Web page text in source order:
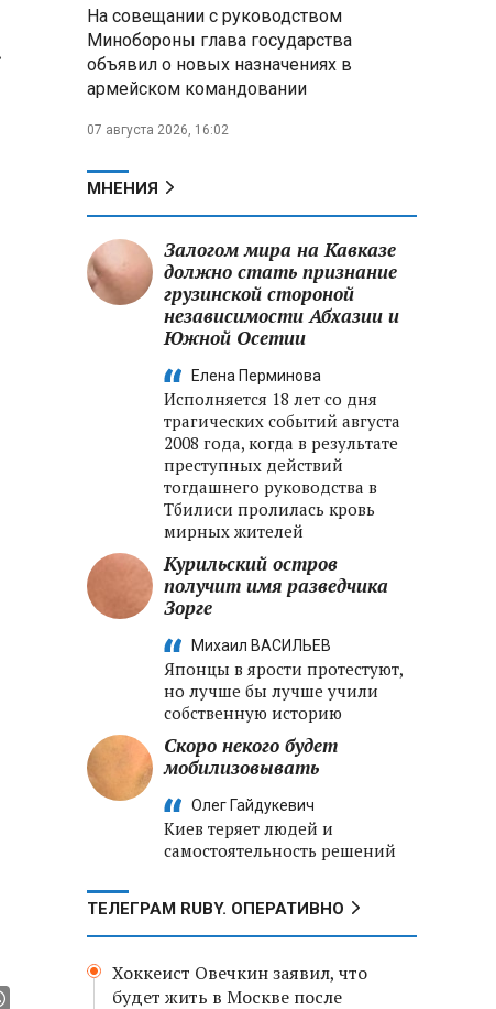
Минобороны РФ: при
освобождении Анискино ВСУ
понесли большие потери, часть
военных сдалась в плен
Александр Лукашенко:
скупают пустующие дома в
На совещании с руководством
Минобороны глава государства
объявил о новых назначениях в
армейском командовании
07 августа 2026, 16:02
МНЕНИЯ
Залогом мира на Кавказе
должно стать признание
грузинской стороной
независимости Абхазии и
Южной Осетии
Елена Перминова
Исполняется 18 лет со дня
трагических событий августа
2008 года, когда в результате
преступных действий
тогдашнего руководства в
Тбилиси пролилась кровь
мирных жителей
Курильский остров
получит имя разведчика
Зорге
Михаил ВАСИЛЬЕВ
Японцы в ярости протестуют,
но лучше бы лучше учили
собственную историю
Скоро некого будет
мобилизовывать
Олег Гайдукевич
Киев теряет людей и
самостоятельность решений
ТЕЛЕГРАМ RUBY. ОПЕРАТИВНО
Хоккеист Овечкин заявил, что
будет жить в Москве после